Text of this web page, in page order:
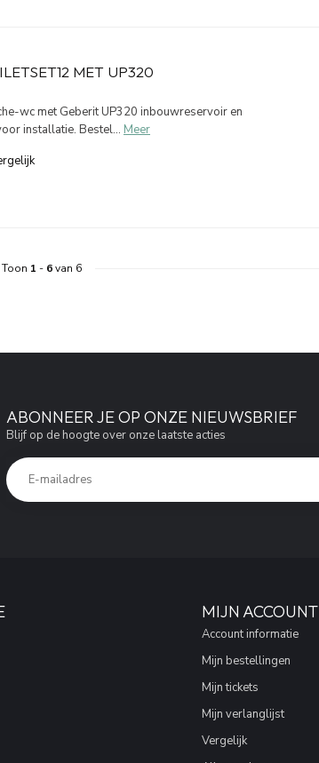
MET UP320
wc met Geberit UP320 inbouwreservoir en
installatie. Bestel... Meer
Toon 1 - 6van 6
ABONNEER JE OP ONZE NIEUWSBRIEF
Blijf op de hoogte over onze laatste acties
MIJN ACCOUNT
Account informatie
Mijn bestellingen
Mijn tickets
Mijn verlanglijst
Vergelijk